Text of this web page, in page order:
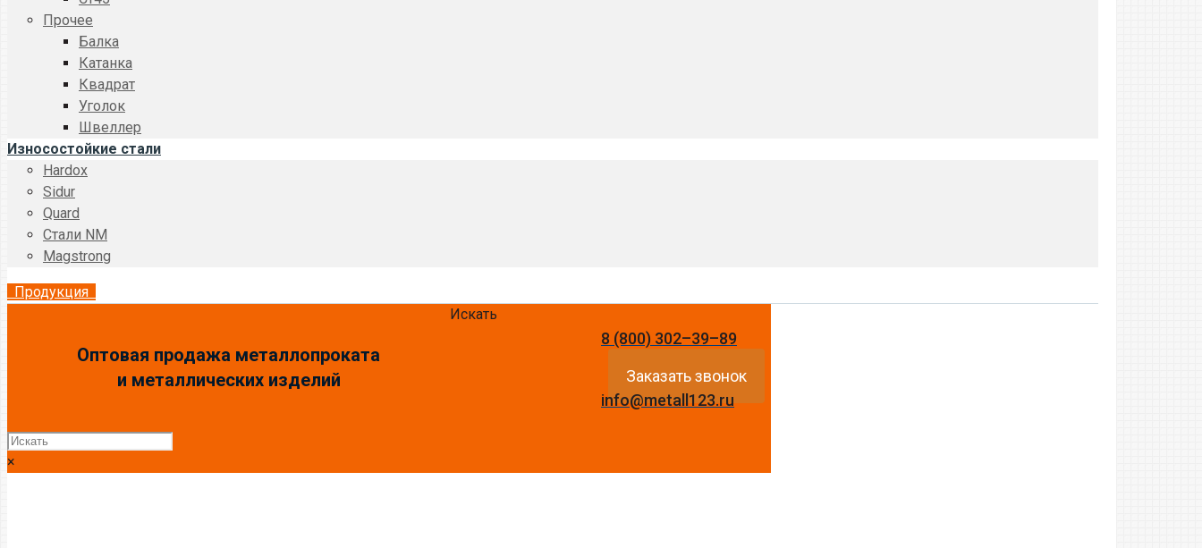
Прочее
Балка
Катанка
Квадрат
Уголок
Швеллер
Износостойкие стали
Hardox
Sidur
Quard
Стали NM
Magstrong
Продукция
Оптовая продажа металлопроката
и металлических изделий
8 (800) 302–39–89
Заказать звонок
info@metall123.ru
Искать
×